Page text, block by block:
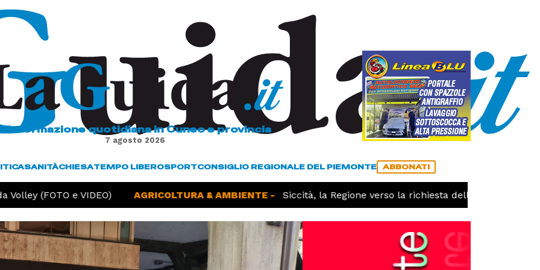
L'informazione quotidiana in Cuneo e provincia
7 agosto 2026
SANITÀCHIESATEMPO LIBEROSPORTCONSIGLIO REGIONALE DEL PIEMONTE ABBONATI
(FOTO e VIDEO) AGRICOLTURA & AMBIENTE - Siccità, la Regione verso la richiesta dello stato di